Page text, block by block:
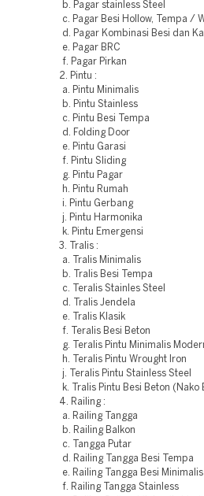
b. Pagar stainless Steel
c. Pagar Besi Hollow, Tempa /
d. Pagar Kombinasi Besi dan
e. Pagar BRC
f. Pagar Pirkan
2. Pintu :
a. Pintu Minimalis
b. Pintu Stainless
c. Pintu Besi Tempa
d. Folding Door
e. Pintu Garasi
f. Pintu Sliding
g. Pintu Pagar
h. Pintu Rumah
i. Pintu Gerbang
j. Pintu Harmonika
k. Pintu Emergensi
3. Tralis :
a. Tralis Minimalis
b. Tralis Besi Tempa
c. Teralis Stainles Steel
d. Tralis Jendela
e. Tralis Klasik
f. Teralis Besi Beton
g. Teralis Pintu Minimalis
h. Teralis Pintu Wrought Iron
j. Teralis Pintu Stainless Steel
k. Tralis Pintu Besi Beton (Nako
4. Railing :
a. Railing Tangga
b. Railing Balkon
c. Tangga Putar
d. Railing Tangga Besi Tempa
e. Railing Tangga Besi Minimalis
f. Railing Tangga Stainless